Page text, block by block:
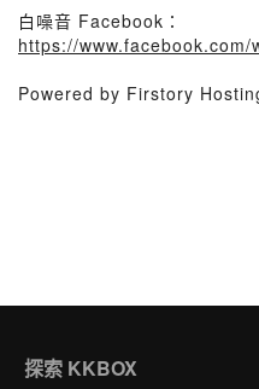
白噪音 Facebook：
https://
Powered by Firstory
探索 KKBOX